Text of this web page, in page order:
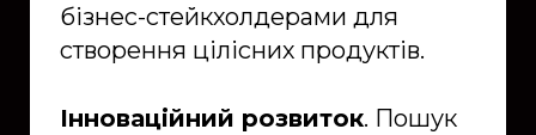
бізнес-стейкхолдерами для
створення цілісних продуктів.
Інноваційний розвиток. Пошук